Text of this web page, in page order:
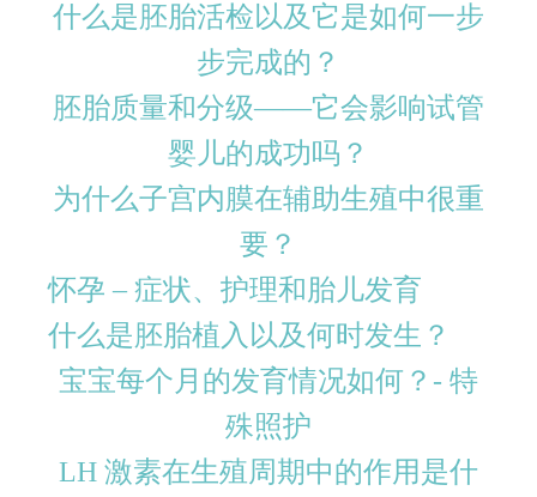
什么是胚胎活检以及它是如何一步
步完成的？
胚胎质量和分级——它会影响试管
婴儿的成功吗？
为什么子宫内膜在辅助生殖中很重
要？
怀孕 – 症状、护理和胎儿发育
什么是胚胎植入以及何时发生？
宝宝每个月的发育情况如何？- 特
殊照护
LH 激素在生殖周期中的作用是什